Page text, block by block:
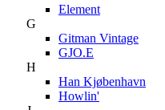
Element
G
Gitman Vintage
GJO.E
H
Han Kjøbenhavn
Howlin'